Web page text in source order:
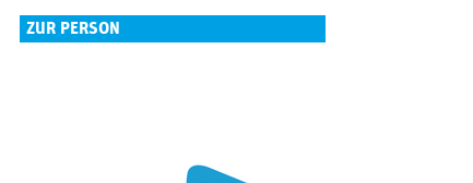
ZUR PERSON